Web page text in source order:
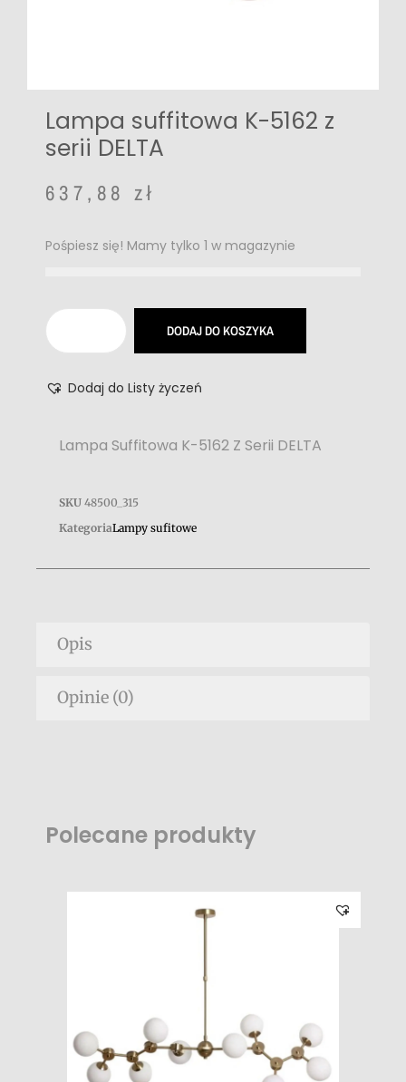
Lampa suffitowa K-5162 z
serii DELTA
637,88 zł
Pośpiesz się! Mamy tylko 1 w magazynie
DODAJ DO KOSZYKA
Dodaj do Listy życzeń
Lampa Suffitowa K-5162 Z Serii DELTA
SKU 48500_315
KategoriaLampy sufitowe
Opis
Opinie (0)
Polecane produkty